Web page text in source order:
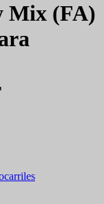
Mix (FA)